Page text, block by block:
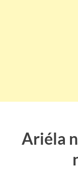
Ariéla